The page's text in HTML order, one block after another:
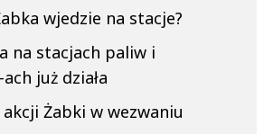
wjedzie na stacje?
na stacjach paliw i
ach już działa
akcji Żabki w wezwaniu